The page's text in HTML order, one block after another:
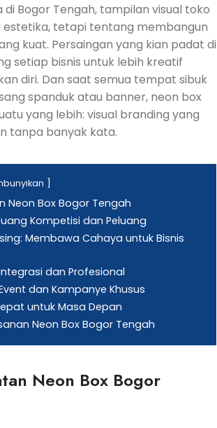
di Bogor Tengah, tampilan visual toko
estetika, tetapi tentang membangun
kuat. Persaingan yang kian padat di
setiap bisnis untuk lebih kreatif
diri. Dan saat semua tempat sibuk
spanduk atau banner, neon box
yang lebih: visual branding yang
tanpa banyak kata.
Neon Box Bogor Tengah
Kompetisi dan Peluang
Membawa Cahaya untuk Bisnis
dan Profesional
dan Kampanye Khusus
untuk Masa Depan
Neon Box Bogor Tengah
Neon Box Bogor